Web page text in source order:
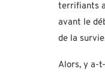
terrifiants
avant le
de la
Alors, y a-